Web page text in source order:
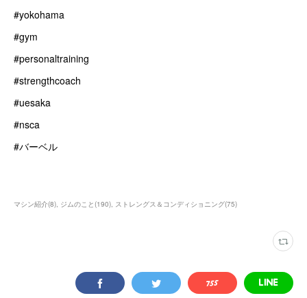
#yokohama
#gym
#personaltraining
#strengthcoach
#uesaka
#nsca
#バーベル
マシン紹介(8) ジムのこと(190) ストレングス＆コンディショニング(75)